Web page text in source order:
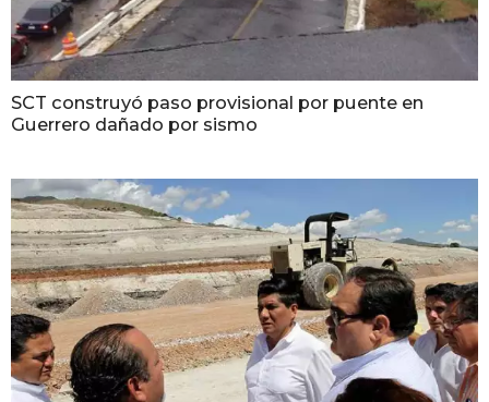
SCT construyó paso provisional por puente en
Guerrero dañado por sismo